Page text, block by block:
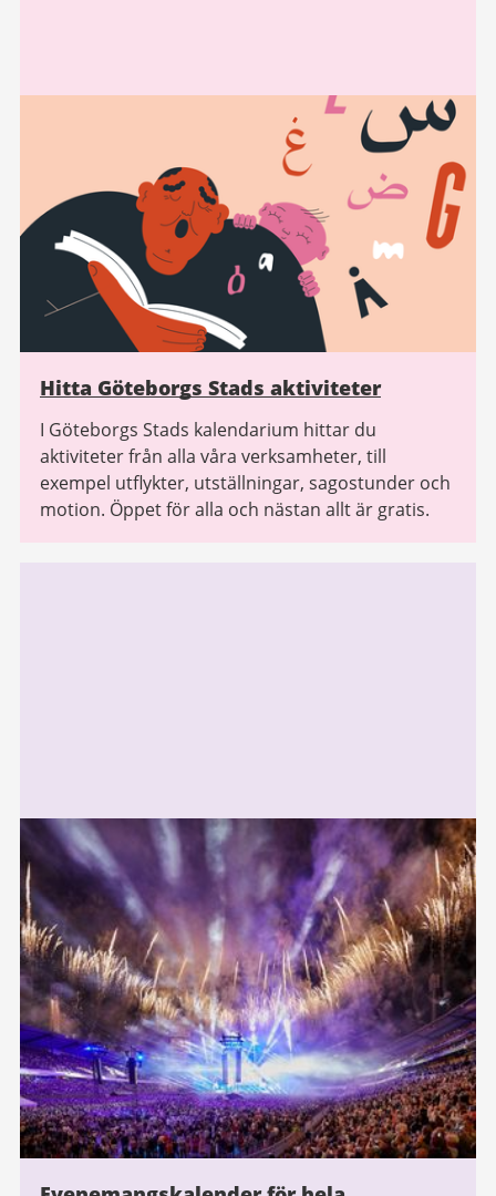
Hitta Göteborgs Stads aktiviteter
I Göteborgs Stads kalendarium hittar du
aktiviteter från alla våra verksamheter, till
exempel utflykter, utställningar, sagostunder och
motion. Öppet för alla och nästan allt är gratis.